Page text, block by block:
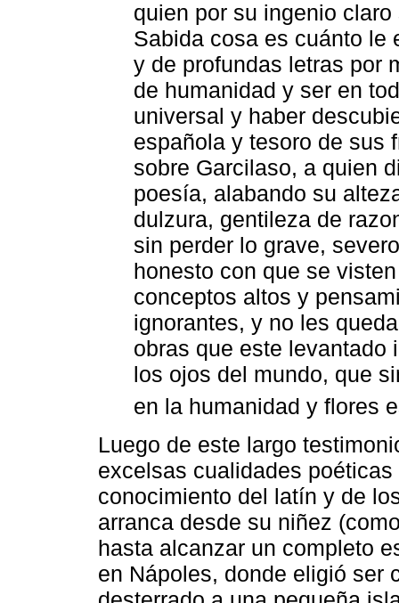
quien por su ingenio
Sabida cosa es cuánto le
y de profundas letras por
de humanidad y ser en
universal y haber
española y tesoro de sus
sobre Garcilaso, a quien
poesía, alabando su
dulzura, gentileza de
sin perder lo grave,
honesto con que se
conceptos altos y
ignorantes, y no les
obras que este levantado
los ojos del mundo, que
en la humanidad y flores
Luego de este largo
excelsas cualidades
conocimiento del latín y de
arranca desde su niñez
hasta alcanzar un completo
en Nápoles, donde eligió ser